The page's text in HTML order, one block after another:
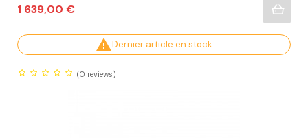
Prix
1 639,00 €
Dernier article en stock
(0 reviews)